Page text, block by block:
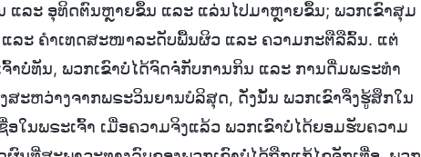
ແລະ ອຸທິດຕົນຫຼາຍຂຶ້ນ ແລະ ແລ່ນໄປມາຫຼາຍຂຶ້ນ; ພວກເຂົາສຸມ
ລະ ຄຳເທດສະໜາລະດັບພື້ນຜິວ ແລະ ຄວາມກະຕືລືລົ້ນ. ແຕ່
າບໍ່ທັນ, ພວກເຂົາບໍ່ໄດ້ຈົດຈໍ່ກັບການກິນ ແລະ ການດື່ມພຣະທຳ
ສະຫວ່າງຈາກພຣະວິນຍານບໍລິສຸດ, ດັ່ງນັ້ນ ພວກເຂົາຈຶ່ງຮູ້ສຶກໃນ
ໃນພຣະເຈົ້າ ເມື່ອຄວາມຈິງແລ້ວ ພວກເຂົາບໍ່ໄດ້ຍອມຮັບຄວາມ